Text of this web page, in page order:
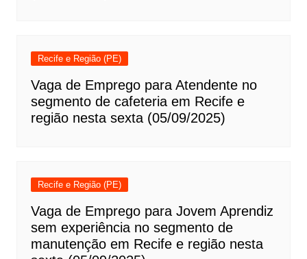
Recife e Região (PE)
Vaga de Emprego para Atendente no
segmento de cafeteria em Recife e
região nesta sexta (05/09/2025)
Recife e Região (PE)
Vaga de Emprego para Jovem Aprendiz
sem experiência no segmento de
manutenção em Recife e região nesta